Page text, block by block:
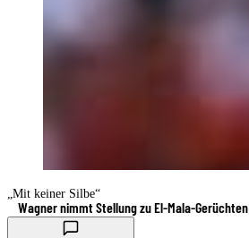
„Mit keiner Silbe“
Wagner nimmt Stellung zu El-Mala-Gerüchten